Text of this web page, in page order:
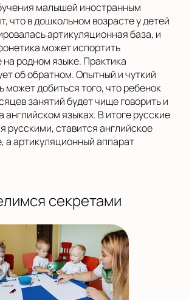
малышей иностранным
что в дошкольном возрасте у детей
артикуляционная база, и
может испортить
родном языке. Практика
об обратном. Опытный и чуткий
может добиться того, что ребенок
занятий будет чище говорить и
английском языках. В итоге русские
русскими, ставится английское
а артикуляционный аппарат
секретами